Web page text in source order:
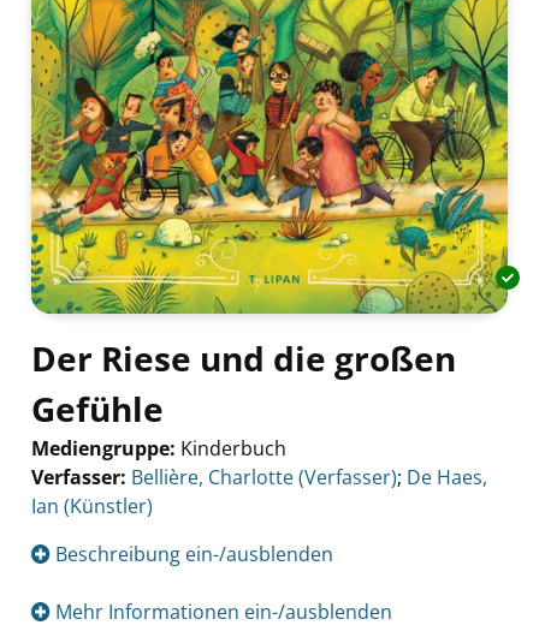
Der Riese und die großen
Gefühle
Mediengruppe: Kinderbuch
Verfasser: Suche nach diesem Verfasser
Bellière, Charlotte (Verfasser); De Haes,
Ian (Künstler)
Beschreibung ein-/ausblenden
Mehr Informationen ein-/ausblenden